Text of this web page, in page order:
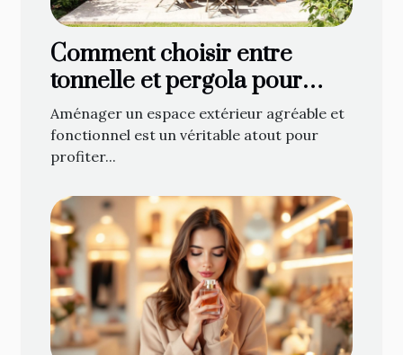
Comment choisir entre
tonnelle et pergola pour
optimiser votre espace
extérieur ?
Aménager un espace extérieur agréable et
fonctionnel est un véritable atout pour
profiter...